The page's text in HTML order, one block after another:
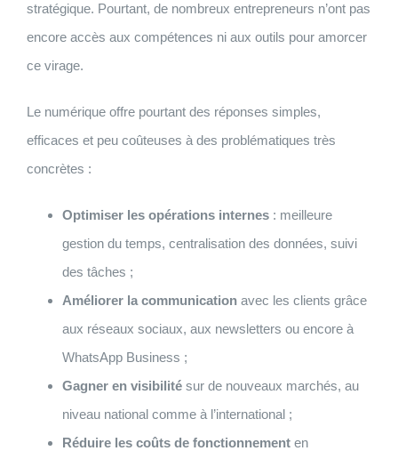
stratégique. Pourtant, de nombreux entrepreneurs n’ont pas
encore accès aux compétences ni aux outils pour amorcer
ce virage.
Le numérique offre pourtant des réponses simples,
efficaces et peu coûteuses à des problématiques très
concrètes :
Optimiser les opérations internes: meilleure
gestion du temps, centralisation des données, suivi
des tâches ;
Améliorer la communicationavec les clients grâce
aux réseaux sociaux, aux newsletters ou encore à
WhatsApp Business ;
Gagner en visibilitésur de nouveaux marchés, au
niveau national comme à l’international ;
Réduire les coûts de fonctionnementen